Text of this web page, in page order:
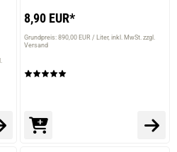
8,90 EUR*
Grundpreis: 890,00 EUR / Liter inkl. MwSt. zzgl.
Versand